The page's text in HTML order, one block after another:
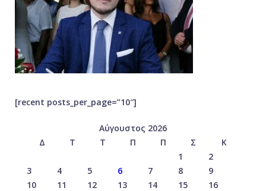
[recent posts_per_page=”10″]
Αύγουστος 2026
Δ
Τ Τ Π Π Σ
Κ
1
2
3
4 5 6 7 8
9
10
11 12 13 14 15
16